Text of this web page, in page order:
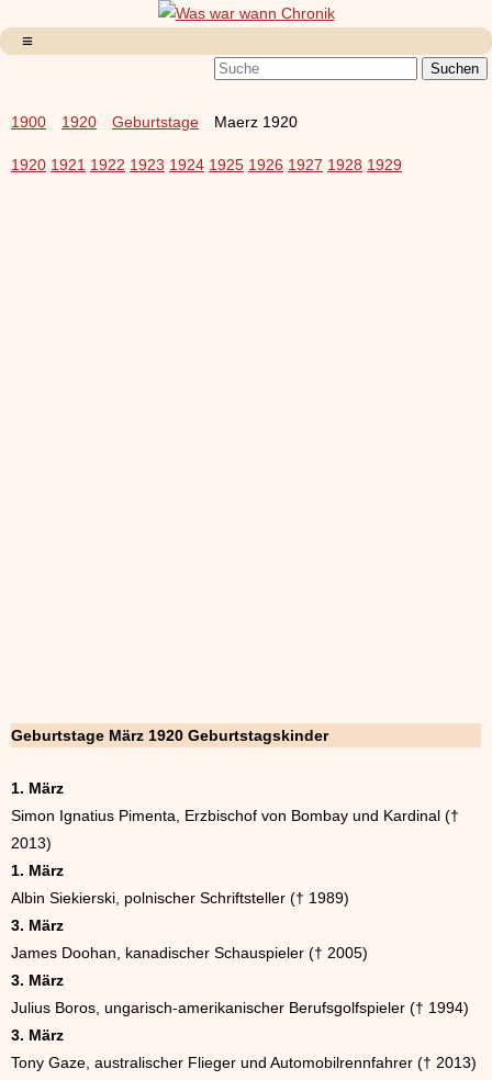
1900 1920 Geburtstage Maerz 1920
1920 1921 1922 1923 1924 1925 1926 1927 1928 1929
Geburtstage März 1920 Geburtstagskinder
1. März
Simon Ignatius Pimenta, Erzbischof von Bombay und Kardinal (†
2013)
1. März
Albin Siekierski, polnischer Schriftsteller († 1989)
3. März
James Doohan, kanadischer Schauspieler († 2005)
3. März
Julius Boros, ungarisch-amerikanischer Berufsgolfspieler († 1994)
3. März
Tony Gaze, australischer Flieger und Automobilrennfahrer († 2013)